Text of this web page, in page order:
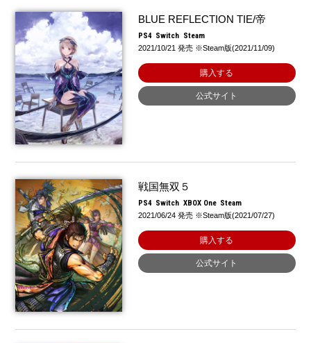
BLUE REFLECTION TIE/帝
PS4 Switch Steam
2021/10/21 発売 ※Steam版(2021/11/09)
購入する
公式サイト
戦国無双５
PS4 Switch XBOX One Steam
2021/06/24 発売 ※Steam版(2021/07/27)
購入する
公式サイト